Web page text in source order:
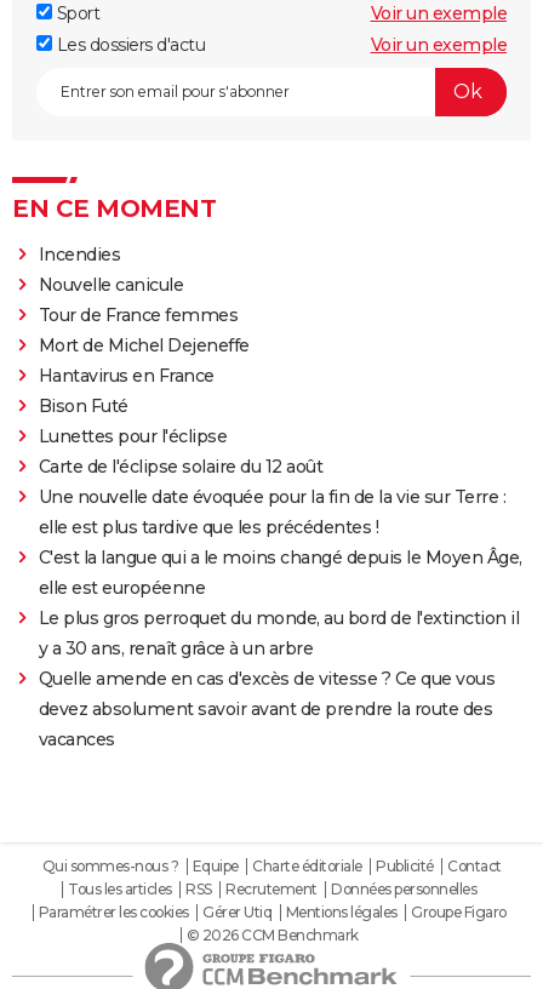
Sport
Voir un exemple
Les dossiers d'actu
Voir un exemple
EN CE MOMENT
Incendies
Nouvelle canicule
Tour de France femmes
Mort de Michel Dejeneffe
Hantavirus en France
Bison Futé
Lunettes pour l'éclipse
Carte de l'éclipse solaire du 12 août
Une nouvelle date évoquée pour la fin de la vie sur Terre :
elle est plus tardive que les précédentes !
C'est la langue qui a le moins changé depuis le Moyen Âge,
elle est européenne
Le plus gros perroquet du monde, au bord de l'extinction il
y a 30 ans, renaît grâce à un arbre
Quelle amende en cas d'excès de vitesse ? Ce que vous
devez absolument savoir avant de prendre la route des
vacances
Qui sommes-nous ? Equipe Charte éditoriale Publicité
Contact
Tous les articles
RSS Recrutement
Données personnelles
Paramétrer les cookies
Gérer Utiq Mentions légales
Groupe Figaro
© 2026 CCM Benchmark